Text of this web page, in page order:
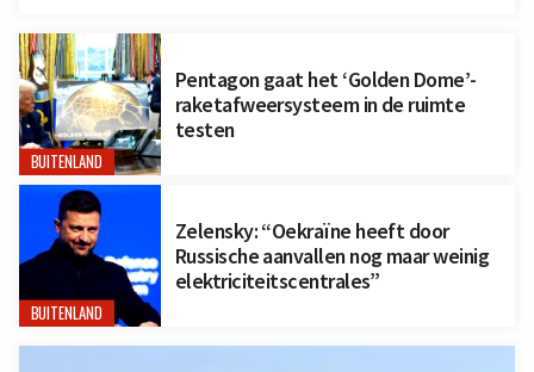
BUITENLAND
Pentagon gaat het ‘Golden Dome’-
raketafweersysteem in de ruimte
testen
BUITENLAND
Zelensky: “Oekraïne heeft door
Russische aanvallen nog maar weinig
elektriciteitscentrales”